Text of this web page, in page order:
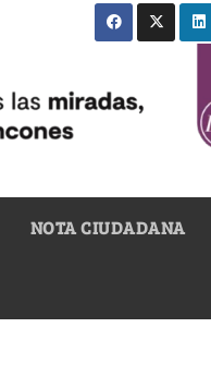
NOTA CIUDADANA